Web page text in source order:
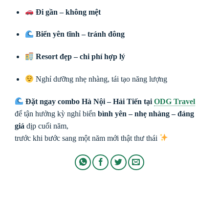
Đi gần – không mệt
Biển yên tĩnh – tránh đông
Resort đẹp – chi phí hợp lý
Nghỉ dưỡng nhẹ nhàng, tái tạo năng lượng
Đặt ngay combo Hà Nội – Hải Tiến tạiODG Travel
để tận hưởng kỳ nghỉ biển bình yên – nhẹ nhàng – đáng
giá dịp cuối năm,
trước khi bước sang một năm mới thật thư thái